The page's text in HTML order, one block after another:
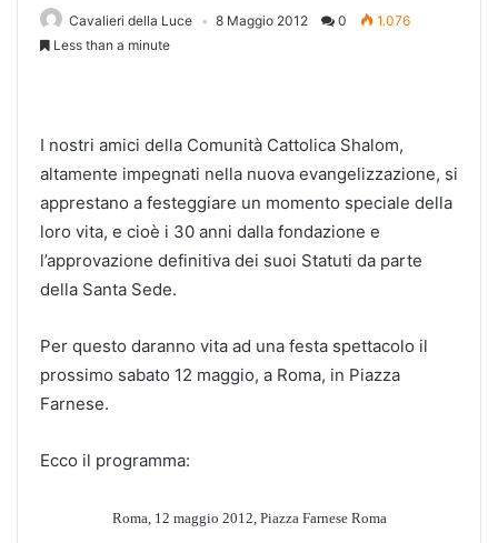
Cavalieri della Luce 8 Maggio 2012 0
1.076
Less than a minute
I nostri amici della Comunità Cattolica Shalom,
altamente impegnati nella nuova evangelizzazione, si
apprestano a festeggiare un momento speciale della
loro vita, e cioè i 30 anni dalla fondazione e
l’approvazione definitiva dei suoi Statuti da parte
della Santa Sede.
Per questo daranno vita ad una festa spettacolo il
prossimo sabato 12 maggio, a Roma, in Piazza
Farnese.
Ecco il programma:
Roma, 12 maggio 2012, Piazza Farnese Roma